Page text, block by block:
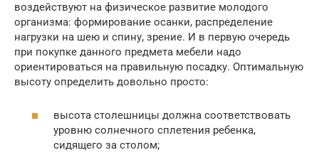
воздействуют на физическое развитие молодого
организма: формирование осанки, распределение
нагрузки на шею и спину, зрение. И в первую очередь
при покупке данного предмета мебели надо
ориентироваться на правильную посадку. Оптимальную
высоту определить довольно просто:
высота столешницы должна соответствовать
уровню солнечного сплетения ребенка,
сидящего за столом;